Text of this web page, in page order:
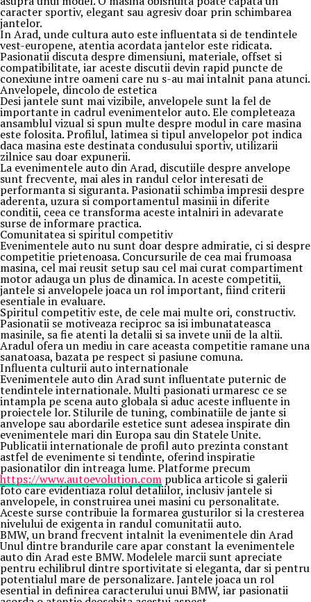
caracter sportiv, elegant sau agresiv doar prin schimbarea
jantelor.
In Arad, unde cultura auto este influentata si de tendintele
vest-europene, atentia acordata jantelor este ridicata.
Pasionatii discuta despre dimensiuni, materiale, offset si
compatibilitate, iar aceste discutii devin rapid puncte de
conexiune intre oameni care nu s-au mai intalnit pana atunci.
Anvelopele, dincolo de estetica
Desi jantele sunt mai vizibile, anvelopele sunt la fel de
importante in cadrul evenimentelor auto. Ele completeaza
ansamblul vizual si spun multe despre modul in care masina
este folosita. Profilul, latimea si tipul anvelopelor pot indica
daca masina este destinata condusului sportiv, utilizarii
zilnice sau doar expunerii.
La evenimentele auto din Arad, discutiile despre anvelope
sunt frecvente, mai ales in randul celor interesati de
performanta si siguranta. Pasionatii schimba impresii despre
aderenta, uzura si comportamentul masinii in diferite
conditii, ceea ce transforma aceste intalniri in adevarate
surse de informare practica.
Comunitatea si spiritul competitiv
Evenimentele auto nu sunt doar despre admiratie, ci si despre
competitie prietenoasa. Concursurile de cea mai frumoasa
masina, cel mai reusit setup sau cel mai curat compartiment
motor adauga un plus de dinamica. In aceste competitii,
jantele si anvelopele joaca un rol important, fiind criterii
esentiale in evaluare.
Spiritul competitiv este, de cele mai multe ori, constructiv.
Pasionatii se motiveaza reciproc sa isi imbunatateasca
masinile, sa fie atenti la detalii si sa invete unii de la altii.
Aradul ofera un mediu in care aceasta competitie ramane una
sanatoasa, bazata pe respect si pasiune comuna.
Influenta culturii auto internationale
Evenimentele auto din Arad sunt influentate puternic de
tendintele internationale. Multi pasionati urmaresc ce se
intampla pe scena auto globala si aduc aceste influente in
proiectele lor. Stilurile de tuning, combinatiile de jante si
anvelope sau abordarile estetice sunt adesea inspirate din
evenimentele mari din Europa sau din Statele Unite.
Publicatii internationale de profil auto prezinta constant
astfel de evenimente si tendinte, oferind inspiratie
pasionatilor din intreaga lume. Platforme precum
https://www.autoevolution.com publica articole si galerii
foto care evidentiaza rolul detaliilor, inclusiv jantele si
anvelopele, in construirea unei masini cu personalitate.
Aceste surse contribuie la formarea gusturilor si la cresterea
nivelului de exigenta in randul comunitatii auto.
BMW, un brand frecvent intalnit la evenimentele din Arad
Unul dintre brandurile care apar constant la evenimentele
auto din Arad este BMW. Modelele marcii sunt apreciate
pentru echilibrul dintre sportivitate si eleganta, dar si pentru
potentialul mare de personalizare. Jantele joaca un rol
esential in definirea caracterului unui BMW, iar pasionatii